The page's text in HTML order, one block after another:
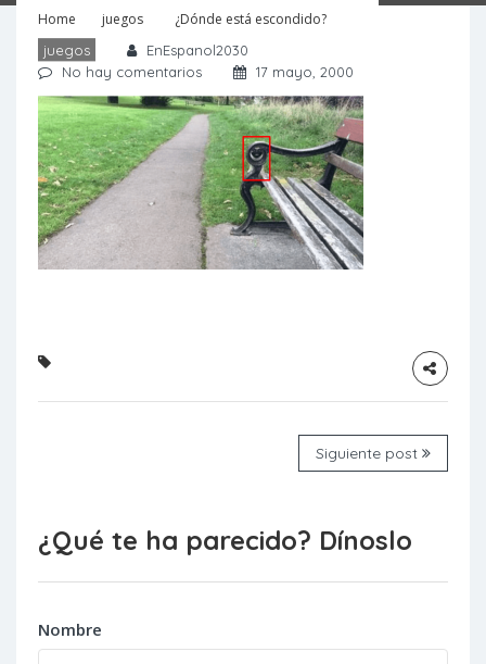
Home juegos ¿Dónde está escondido?
juegos
EnEspanol2030
No hay comentarios
17 mayo, 2000
Siguiente post
¿Qué te ha parecido? Dínoslo
Nombre